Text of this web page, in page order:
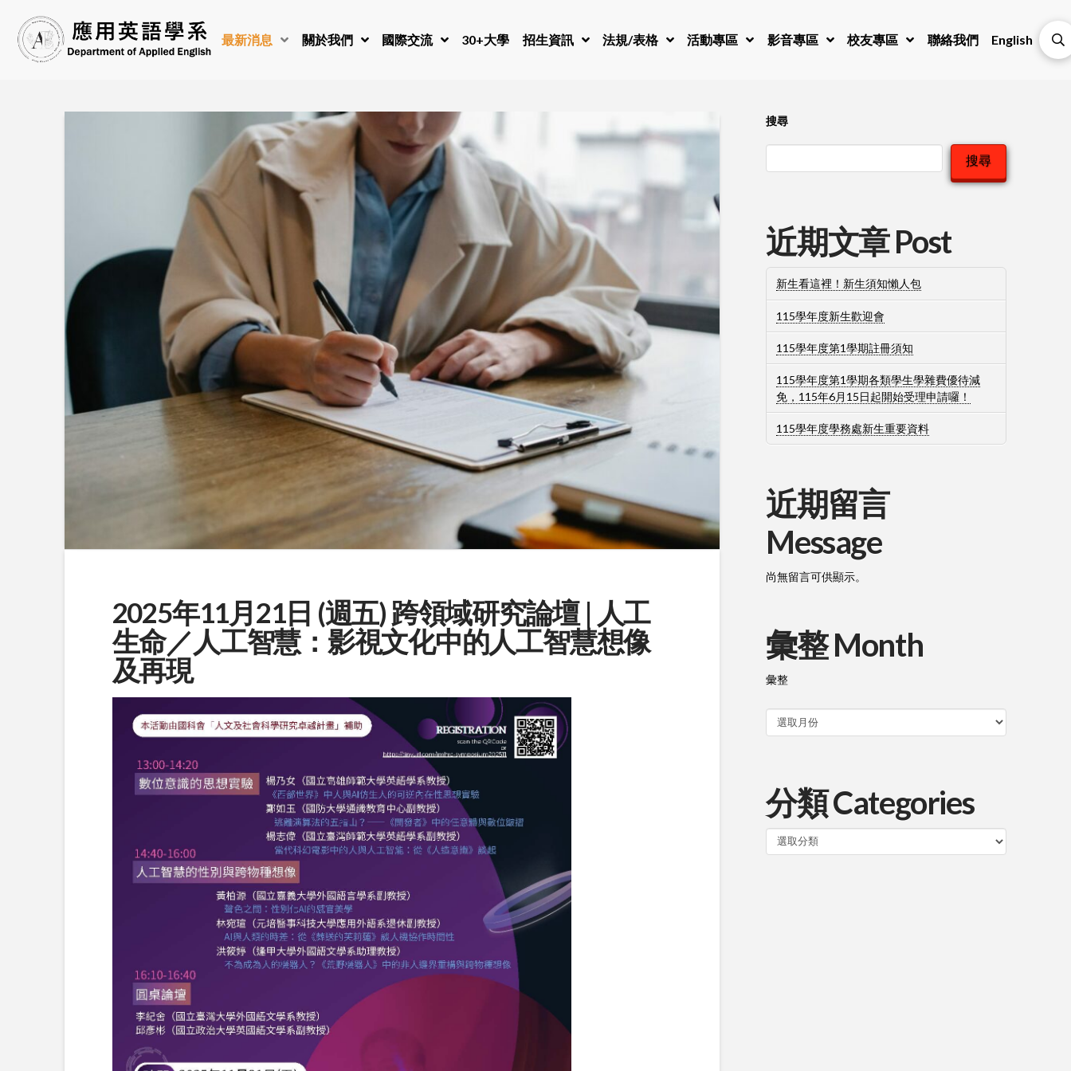
最新消息 關於我們 國際交流 30+大學 招生資訊 法規/表格 活動專區 影音專區 校友專區 聯絡我們 English
2025年11月21日 (週五) 跨領域研究論壇 | 人工
生命／人工智慧：影視文化中的人工智慧想像
及再現
搜尋
搜尋
近期文章 Post
新生看這裡！新生須知懶人包
115學年度新生歡迎會
115學年度第1學期註冊須知
115學年度第1學期各類學生學雜費優待減
免，115年6月15日起開始受理申請囉！
115學年度學務處新生重要資料
近期留言
Message
尚無留言可供顯示。
彙整 Month
彙整
分類 Categories
類